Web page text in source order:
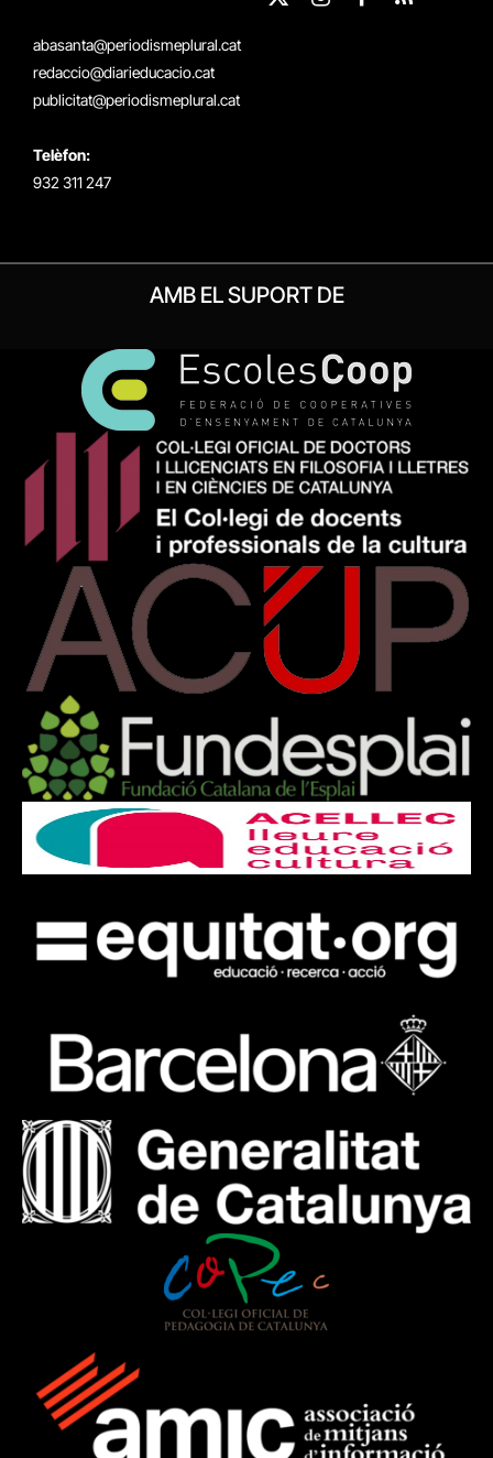
abasanta@periodismeplural.cat
redaccio@diarieducacio.cat
publicitat@periodismeplural.cat
Telèfon:
932 311 247
X
Instagram
Facebook
RSS
AMB EL SUPORT DE